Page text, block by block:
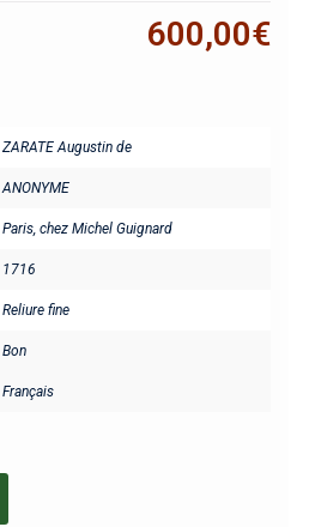
600,00€
ZARATE Augustin de
ANONYME
Paris, chez Michel Guignard
1716
Reliure fine
Bon
Français